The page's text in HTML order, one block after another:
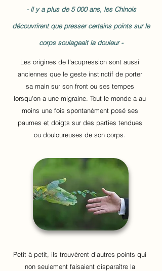
- ll y a plus de 5 000 ans, les Chinois
découvrirent que presser certains points sur le
corps soulageait la douleur -
Les origines de l'acupression sont aussi
anciennes que le geste instinctif de porter
sa main sur son front ou ses tempes
lorsqu'on a une migraine. Tout le monde a au
moins une fois spontanément posé ses
paumes et doigts sur des parties tendues
ou douloureuses de son corps.
Petit à petit, ils trouvèrent d'autres points qui
non seulement faisaient disparaître la